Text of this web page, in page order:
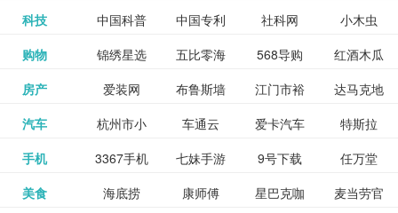
和看过的
电影电视
剧，顺便
打分、写
辅助神器 网站
活动
网,txt小说
完结txt小
说-书本网
书_80txt_
区中考志
愿填报系
试-中公教
育网
员局
公务员考
试信息网
更多>>
科技 中国科普
博览
中国专利
信息网
社科网
小木虫
中国科学
院
更多>>
购物 锦绣星选
海淘
五比零海
淘网
568导购
网
红酒木瓜
靓汤官网
淘宝 更多>>
房产 爱装网 布鲁斯墙
纸
江门市裕
华墙纸
达马克地
产
格莱美墙
纸
更多>>
汽车 杭州市小
客车总量
调控管理
车通云 爱卡汽车
导购
特斯拉
百度有驾
网
更多>>
手机 3367手机
游戏
七妹手游 9号下载
任万堂
游戏邦
更多>>
美食 海底捞 康师傅 星巴克咖 麦当劳官